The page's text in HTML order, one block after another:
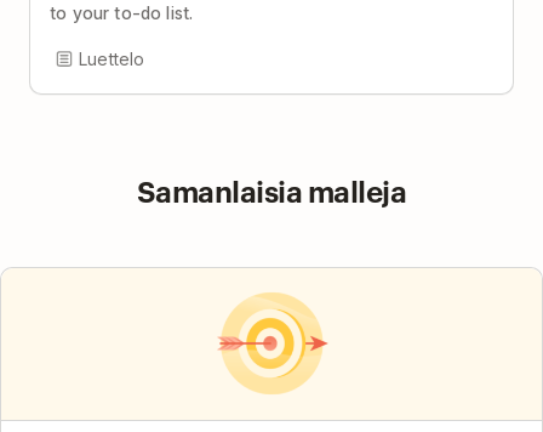
to your to-do list.
Luettelo
Samanlaisia malleja